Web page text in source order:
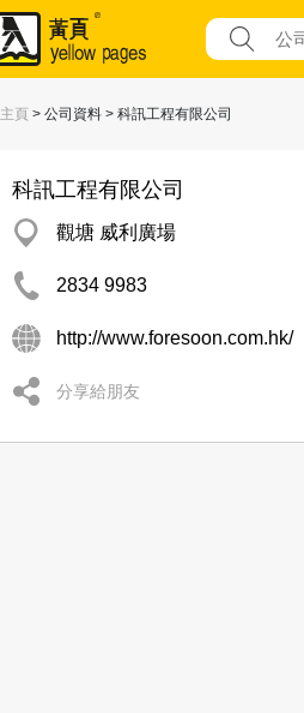
主頁 > 公司資料 > 科訊工程有限公司
科訊工程有限公司
觀塘 威利廣場
2834 9983
http://www.foresoon.com.hk/
分享給朋友